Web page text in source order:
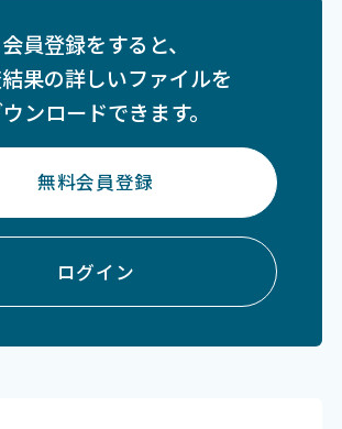
会員登録をすると、
果の詳しいファイルを
ンロードできます。
無料会員登録
ログイン